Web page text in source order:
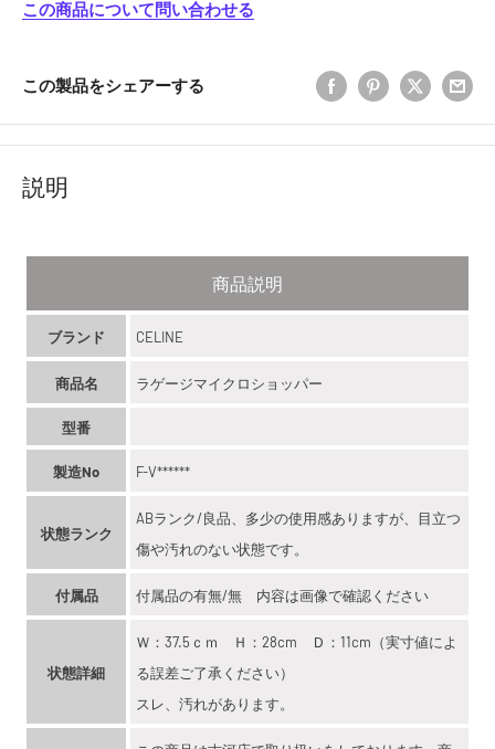
この商品について問い合わせる
この製品をシェアーする
説明
商品説明
ブランド CELINE
商品名 ラゲージマイクロショッパー
型番
製造No F-V******
状態ランク
ABランク/良品、多少の使用感ありますが、目立つ
傷や汚れのない状態です。
付属品 付属品の有無/無 内容は画像で確認ください
状態詳細
Ｗ：37.5ｃｍ Ｈ：28cm Ｄ：11cm（実寸値によ
る誤差ご了承ください）
スレ、汚れがあります。